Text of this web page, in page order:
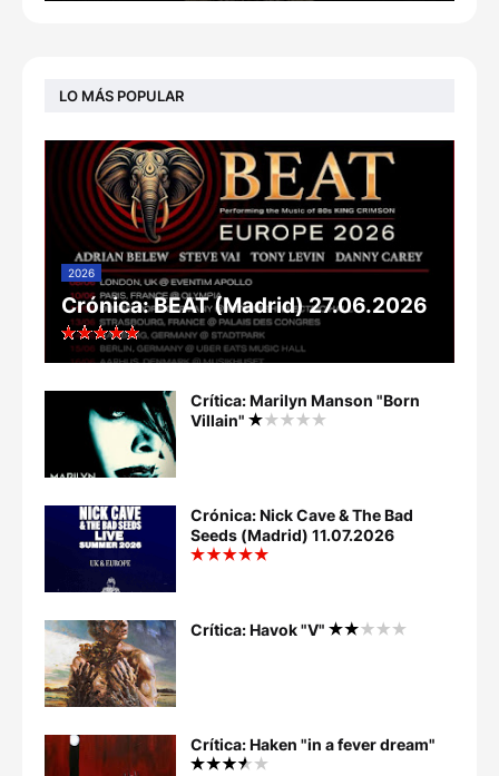
LO MÁS POPULAR
2026
Crónica: BEAT (Madrid) 27.06.2026
Crítica: Marilyn Manson "Born
Villain"
Crónica: Nick Cave & The Bad
Seeds (Madrid) 11.07.2026
Crítica: Havok "V"
Crítica: Haken "in a fever dream"